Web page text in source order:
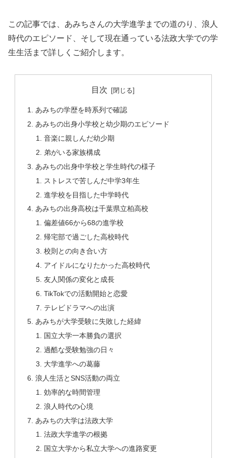
この記事では、あみちさんの大学進学までの道のり、浪人
時代のエピソード、そして現在通っている法政大学での学
生生活まで詳しくご紹介します。
目次
あみちの学歴を時系列で確認
あみちの出身小学校と幼少期のエピソード
音楽に親しんだ幼少期
弟がいる家族構成
あみちの出身中学校と学生時代の様子
ストレスで苦しんだ中学3年生
進学校を目指した中学時代
あみちの出身高校は千葉県立柏高校
偏差値66から68の進学校
帰宅部で過ごした高校時代
校則との向き合い方
アイドルになりたかった高校時代
友人関係の変化と成長
TikTokでの活動開始と恋愛
テレビドラマへの出演
あみちが大学受験に失敗した経緯
国立大学一本勝負の選択
過酷な受験勉強の日々
大学進学への葛藤
浪人生活とSNS活動の両立
効率的な時間管理
浪人時代の心境
あみちの大学は法政大学
法政大学進学の根拠
国立大学から私立大学への進路変更